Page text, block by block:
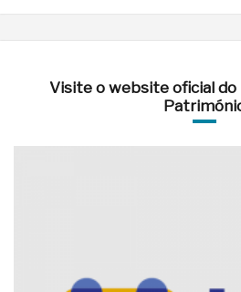
Visite o website oficial do